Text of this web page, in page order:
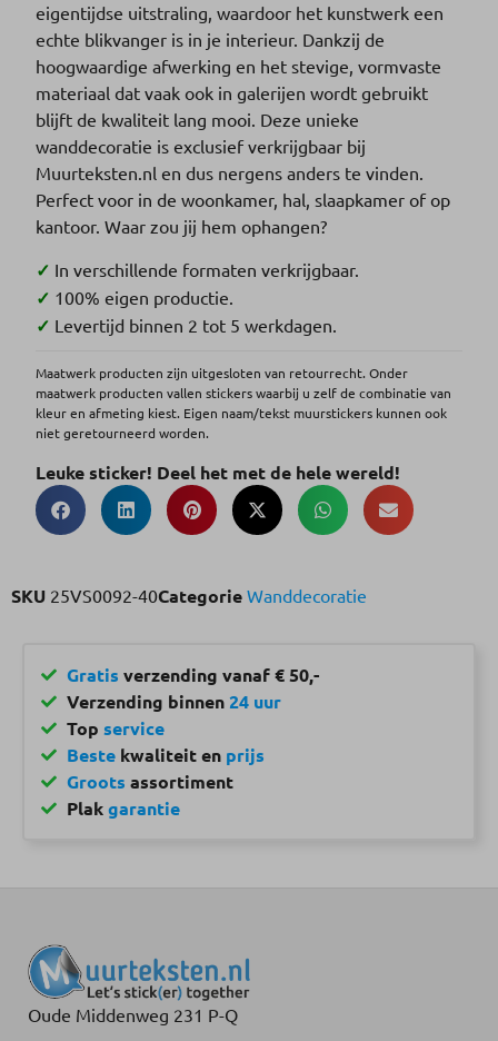
eigentijdse uitstraling, waardoor het kunstwerk een
echte blikvanger is in je interieur. Dankzij de
hoogwaardige afwerking en het stevige, vormvaste
materiaal dat vaak ook in galerijen wordt gebruikt
blijft de kwaliteit lang mooi. Deze unieke
wanddecoratie is exclusief verkrijgbaar bij
Muurteksten.nl en dus nergens anders te vinden.
Perfect voor in de woonkamer, hal, slaapkamer of op
kantoor. Waar zou jij hem ophangen?
✓ In verschillende formaten verkrijgbaar.
✓ 100% eigen productie.
✓ Levertijd binnen 2 tot 5 werkdagen.
Maatwerk producten zijn uitgesloten van retourrecht. Onder
maatwerk producten vallen stickers waarbij u zelf de combinatie van
kleur en afmeting kiest. Eigen naam/tekst muurstickers kunnen ook
niet geretourneerd worden.
Leuke sticker! Deel het met de hele wereld!
SKU 25VS0092-40Categorie Wanddecoratie
Gratis verzending vanaf € 50,-
Verzending binnen24 uur
Top service
Bestekwaliteit en prijs
Groots assortiment
Plakgarantie
Oude Middenweg 231 P-Q